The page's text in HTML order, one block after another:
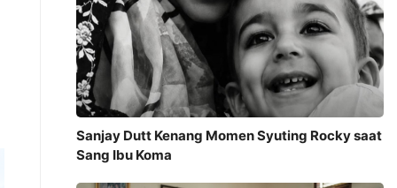
Sanjay Dutt Kenang Momen Syuting Rocky saat
Sang Ibu Koma